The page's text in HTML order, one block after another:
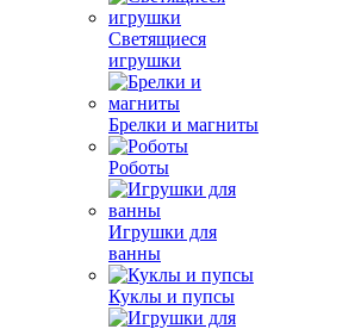
Светящиеся
игрушки
Брелки и магниты
Роботы
Игрушки для
ванны
Куклы и пупсы